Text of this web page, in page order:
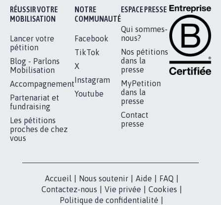
RÉUSSIR VOTRE
MOBILISATION
Lancer votre
pétition
Blog - Parlons
Mobilisation
Accompagnement
Partenariat et
fundraising
Les pétitions
proches de chez
vous
NOTRE
COMMUNAUTÉ
Facebook
TikTok
X
Instagram
Youtube
ESPACE PRESSE
Qui sommes-
nous?
Nos pétitions
dans la
presse
MyPetition
dans la
presse
Contact
presse
Accueil Nous soutenir Aide FAQ
Contactez-nous
Vie privée Cookies
Politique de confidentialité